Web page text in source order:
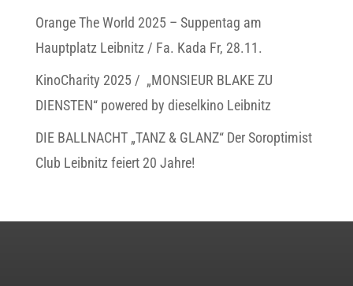
Orange The World 2025 – Suppentag am
Hauptplatz Leibnitz / Fa. Kada Fr, 28.11.
KinoCharity 2025 / „MONSIEUR BLAKE ZU
DIENSTEN“ powered by dieselkino Leibnitz
DIE BALLNACHT „TANZ & GLANZ“ Der Soroptimist
Club Leibnitz feiert 20 Jahre!